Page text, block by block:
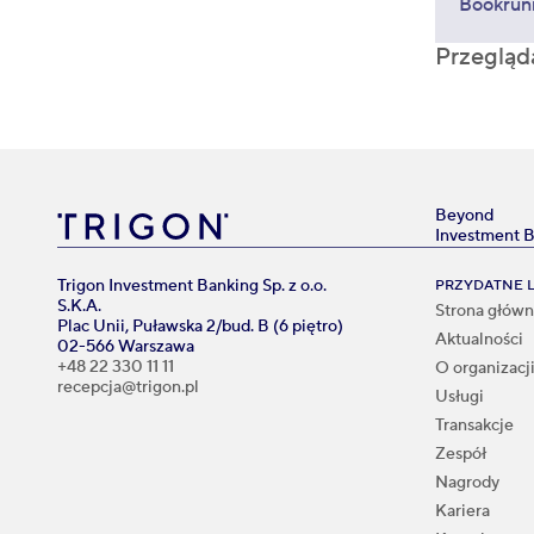
Beyond
Investment
Trigon Investment Banking Sp. z o.o.
S.K.A.
Plac Unii, Puławska 2/bud. B (6 piętro)
02-566 Warszawa
+48 22 330 11 11
recepcja@trigon.pl
PRZYDATNE
Strona
Aktualności
O organizacji
Usługi
Transakcje
Zespół
Nagrody
Kariera